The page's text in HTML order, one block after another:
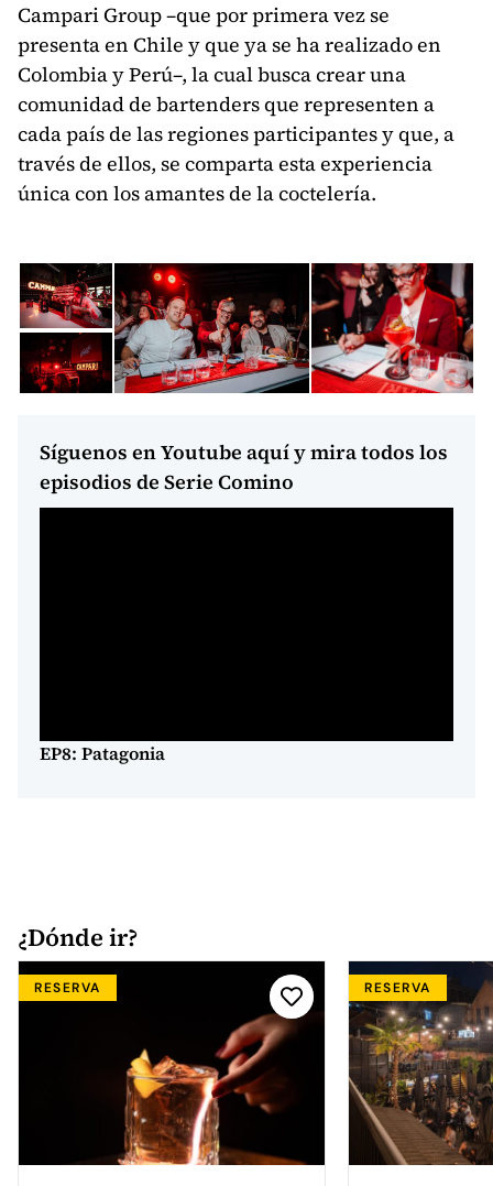
Campari Group –que por primera vez se
presenta en Chile y que ya se ha realizado en
Colombia y Perú–, la cual busca crear una
comunidad de bartenders que representen a
cada país de las regiones participantes y que, a
través de ellos, se comparta esta experiencia
única con los amantes de la coctelería.
Síguenos en Youtube aquí y mira todos los
episodios de Serie Comino
EP8: Patagonia
¿Dónde ir?
RESERVA RESERVA